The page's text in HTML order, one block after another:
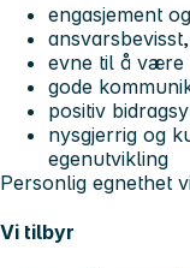
engasjement
evne til å være
gode
positiv
nysgjerrig og
egenutvikling
Personlig egnethet
Vi tilbyr